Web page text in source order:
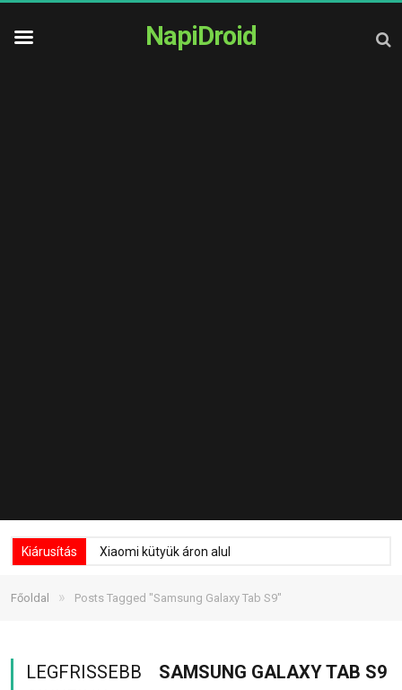
NapiDroid
Kiárusítás Xiaomi kütyük áron alul
Főoldal » Posts Tagged "Samsung Galaxy Tab S9"
LEGFRISSEBB
SAMSUNG GALAXY TAB S9